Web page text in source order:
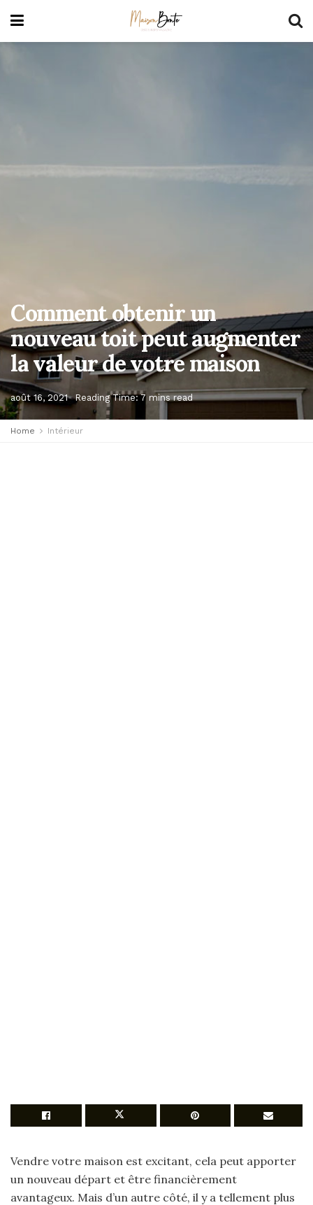
Comment obtenir un
nouveau toit peut augmenter
la valeur de votre maison
août 16, 2021 Reading Time: 7 mins read
Home Intérieur
Vendre votre maison est excitant, cela peut apporter
un nouveau départ et être financièrement
avantageux. Mais d’un autre côté, il y a tellement plus